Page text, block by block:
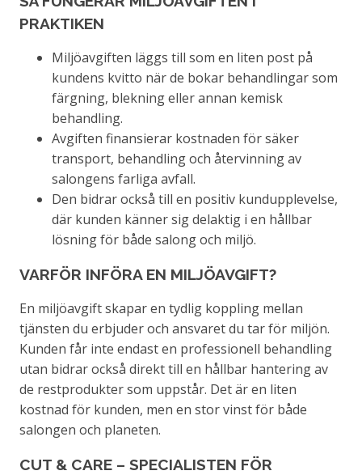
PRAKTIKEN
Miljöavgiften läggs till som en liten post på
kundens kvitto när de bokar behandlingar som
färgning, blekning eller annan kemisk
behandling.
Avgiften finansierar kostnaden för säker
transport, behandling och återvinning av
salongens farliga avfall.
Den bidrar också till en positiv kundupplevelse,
där kunden känner sig delaktig i en hållbar
lösning för både salong och miljö.
VARFÖR INFÖRA EN MILJÖAVGIFT?
En miljöavgift skapar en tydlig koppling mellan
tjänsten du erbjuder och ansvaret du tar för miljön.
Kunden får inte endast en professionell behandling
utan bidrar också direkt till en hållbar hantering av
de restprodukter som uppstår. Det är en liten
kostnad för kunden, men en stor vinst för både
salongen och planeten.
CUT & CARE – SPECIALISTEN FÖR